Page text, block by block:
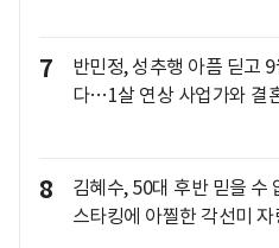
7
반민정, 성추행 아픔 딛고
다…1살 연상 사업가와 결
8
김혜수, 50대 후반 믿을
스타킹에 아찔한 각선미 자